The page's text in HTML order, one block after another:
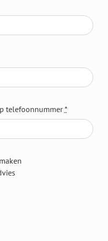
telefoonnummer*